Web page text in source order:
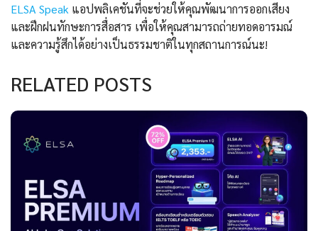
ELSA Speak แอปพลิเคชันที่จะช่วยให้คุณพัฒนาการออกเสียง
และฝึกฝนทักษะการสื่อสาร เพื่อให้คุณสามารถถ่ายทอดอารมณ์
และความรู้สึกได้อย่างเป็นธรรมชาติในทุกสถานการณ์นะ!
RELATED POSTS